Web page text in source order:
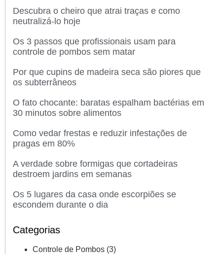
Descubra o cheiro que atrai traças e como
neutralizá-lo hoje
Os 3 passos que profissionais usam para
controle de pombos sem matar
Por que cupins de madeira seca são piores que
os subterrâneos
O fato chocante: baratas espalham bactérias em
30 minutos sobre alimentos
Como vedar frestas e reduzir infestações de
pragas em 80%
A verdade sobre formigas que cortadeiras
destroem jardins em semanas
Os 5 lugares da casa onde escorpiões se
escondem durante o dia
Categorias
Controle de Pombos (3)